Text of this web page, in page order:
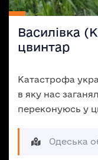
Василівка
цвинтар
Катастрофа
в яку нас
переконуюсь у
Одеська